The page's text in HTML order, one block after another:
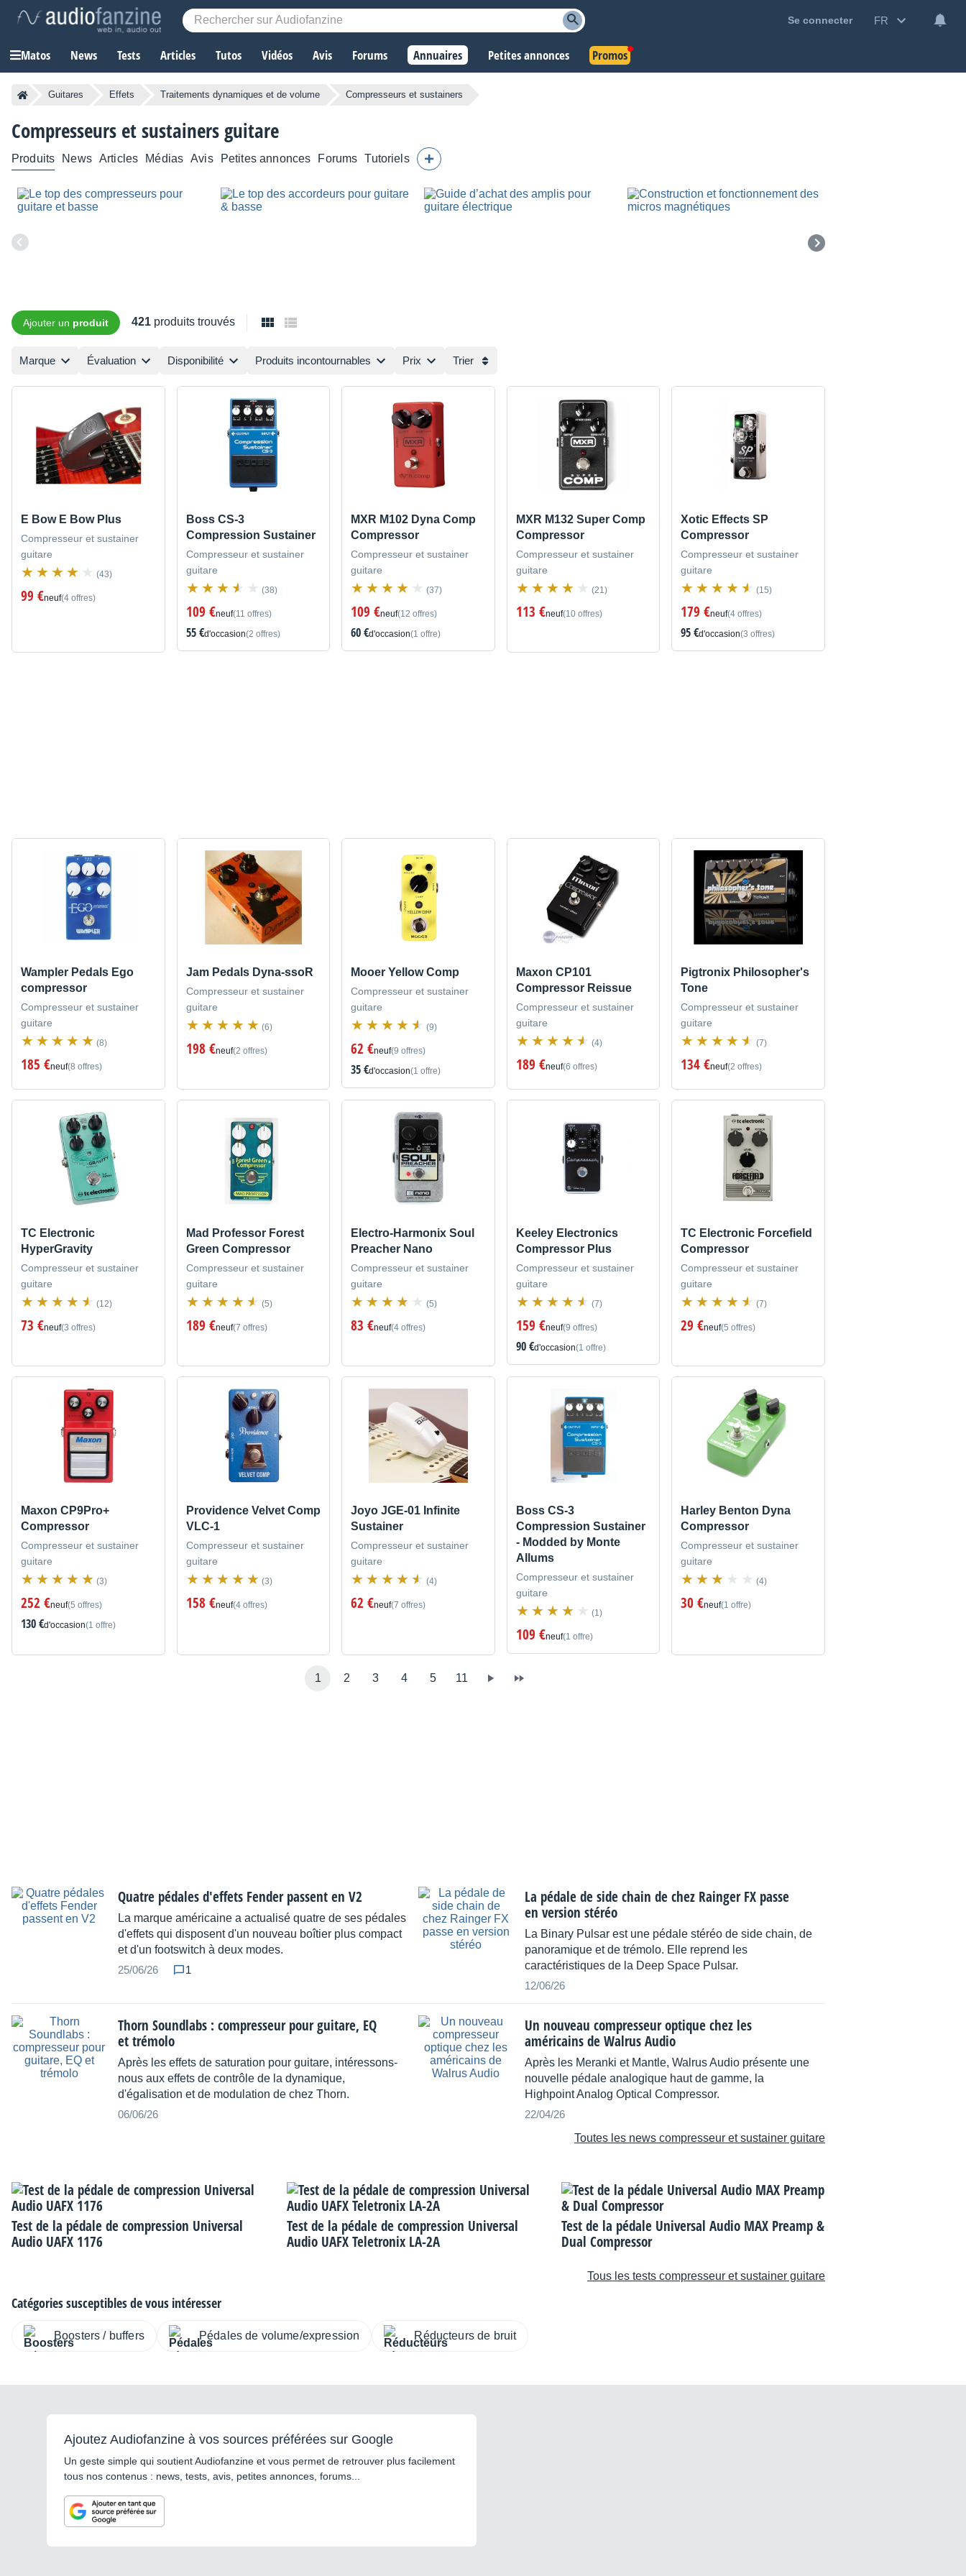
Se connecter FR
Matos News Tests Articles Tutos Vidéos Avis Forums Annuaires Petites annonces Promos
Guitares Effets Traitements dynamiques et de volume Compresseurs et sustainers
Compresseurs et sustainers guitare
Produits News Articles Médias Avis Petites annonces Forums Tutoriels
Ajouter un produit 421 produits trouvés
Marque Évaluation Disponibilité Produits incontournables Prix Trier
E Bow E Bow Plus
Compresseur et sustainer
guitare
(43)
99 €neuf(4 offres)
Boss CS-3
Compression Sustainer
Compresseur et sustainer
guitare
(38)
109 €neuf(11 offres)
55 €d'occasion(2 offres)
MXR M102 Dyna Comp
Compressor
Compresseur et sustainer
guitare
(37)
109 €neuf(12 offres)
60 €d'occasion(1 offre)
MXR M132 Super Comp
Compressor
Compresseur et sustainer
guitare
(21)
113 €neuf(10 offres)
Xotic Effects SP
Compressor
Compresseur et sustainer
guitare
(15)
179 €neuf(4 offres)
95 €d'occasion(3 offres)
Wampler Pedals Ego
compressor
Compresseur et sustainer
guitare
(8)
185 €neuf(8 offres)
Jam Pedals Dyna-ssoR
Compresseur et sustainer
guitare
(6)
198 €neuf(2 offres)
Mooer Yellow Comp
Compresseur et sustainer
guitare
(9)
62 €neuf(9 offres)
35 €d'occasion(1 offre)
Maxon CP101
Compressor Reissue
Compresseur et sustainer
guitare
(4)
189 €neuf(6 offres)
Pigtronix Philosopher's
Tone
Compresseur et sustainer
guitare
(7)
134 €neuf(2 offres)
TC Electronic
HyperGravity
Compresseur et sustainer
guitare
(12)
73 €neuf(3 offres)
Mad Professor Forest
Green Compressor
Compresseur et sustainer
guitare
(5)
189 €neuf(7 offres)
Electro-Harmonix Soul
Preacher Nano
Compresseur et sustainer
guitare
(5)
83 €neuf(4 offres)
Keeley Electronics
Compressor Plus
Compresseur et sustainer
guitare
(7)
159 €neuf(9 offres)
90 €d'occasion(1 offre)
TC Electronic Forcefield
Compressor
Compresseur et sustainer
guitare
(7)
29 €neuf(5 offres)
Maxon CP9Pro+
Compressor
Compresseur et sustainer
guitare
(3)
252 €neuf(5 offres)
130 €d'occasion(1 offre)
Providence Velvet Comp
VLC-1
Compresseur et sustainer
guitare
(3)
158 €neuf(4 offres)
Joyo JGE-01 Infinite
Sustainer
Compresseur et sustainer
guitare
(4)
62 €neuf(7 offres)
Boss CS-3
Compression Sustainer
- Modded by Monte
Allums
Compresseur et sustainer
guitare
(1)
109 €neuf(1 offre)
Harley Benton Dyna
Compressor
Compresseur et sustainer
guitare
(4)
30 €neuf(1 offre)
1 2 3 4 5 11
Quatre pédales d'effets Fender passent en V2
La marque américaine a actualisé quatre de ses pédales
d'effets qui disposent d'un nouveau boîtier plus compact
et d'un footswitch à deux modes.
25/06/26
1
La pédale de side chain de chez Rainger FX passe
en version stéréo
La Binary Pulsar est une pédale stéréo de side chain, de
panoramique et de trémolo. Elle reprend les
caractéristiques de la Deep Space Pulsar.
12/06/26
Thorn Soundlabs : compresseur pour guitare, EQ
et trémolo
Après les effets de saturation pour guitare, intéressons-
nous aux effets de contrôle de la dynamique,
d'égalisation et de modulation de chez Thorn.
06/06/26
Un nouveau compresseur optique chez les
américains de Walrus Audio
Après les Meranki et Mantle, Walrus Audio présente une
nouvelle pédale analogique haut de gamme, la
Highpoint Analog Optical Compressor.
22/04/26
Toutes les news compresseur et sustainer guitare
Test de la pédale de compression Universal
Audio UAFX 1176
Test de la pédale de compression Universal
Audio UAFX Teletronix LA-2A
Test de la pédale Universal Audio MAX Preamp &
Dual Compressor
Tous les tests compresseur et sustainer guitare
Catégories susceptibles de vous intéresser
Boosters / buffers Pédales de volume/expression Réducteurs de bruit
Ajoutez Audiofanzine à vos sources préférées sur Google
Un geste simple qui soutient Audiofanzine et vous permet de retrouver plus facilement
tous nos contenus : news, tests, avis, petites annonces, forums...